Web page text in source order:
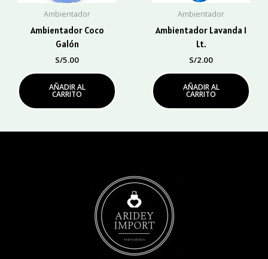
Ambientador
Ambientador Coco
Galón
S/5.00
AÑADIR AL
CARRITO
Ambientador
Ambientador Lavanda 1
Lt.
S/2.00
AÑADIR AL
CARRITO